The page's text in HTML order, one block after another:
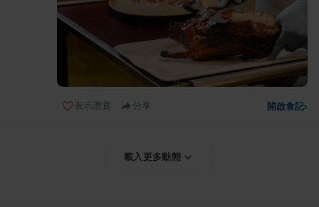
表示讚賞 分享 開啟食記›
載入更多動態